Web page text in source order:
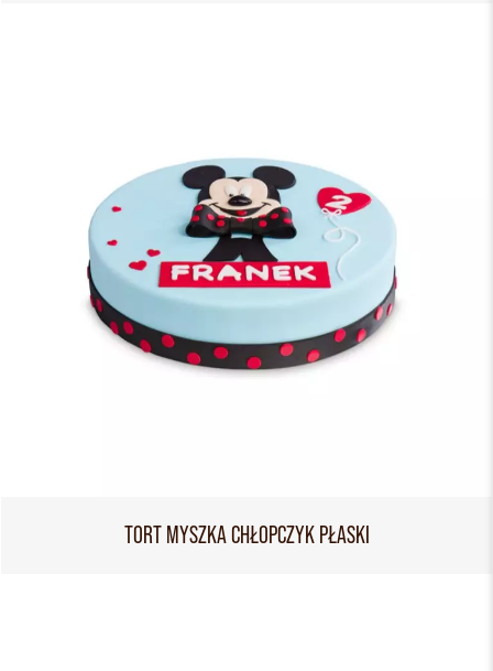
TORT MYSZKA CHŁOPCZYK PŁASKI